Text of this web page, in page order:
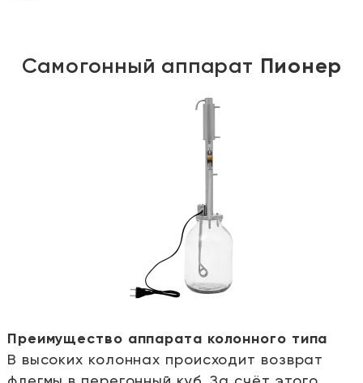
Самогонный аппарат Пионер
Преимущество аппарата колонного типа
В высоких колоннах происходит возврат